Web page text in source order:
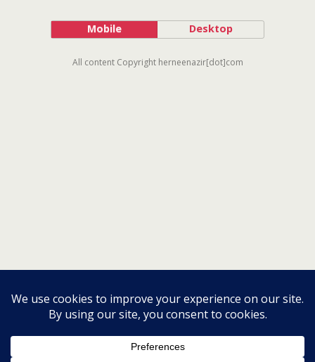
Mobile Desktop
All content Copyright herneenazir[dot]com